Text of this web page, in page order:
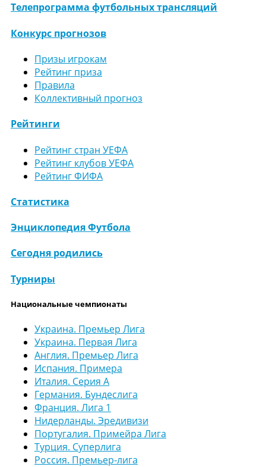
Телепрограмма футбольных трансляций
Конкурс прогнозов
Призы игрокам
Рейтинг приза
Правила
Коллективный прогноз
Рейтинги
Рейтинг стран УЕФА
Рейтинг клубов УЕФА
Рейтинг ФИФА
Статистика
Энциклопедия Футбола
Сегодня родились
Турниры
Национальные чемпионаты
Украина. Премьер Лига
Украина. Первая Лига
Англия. Премьер Лига
Испания. Примера
Италия. Серия А
Германия. Бундеслига
Франция. Лига 1
Нидерланды. Эредивизи
Португалия. Примейра Лига
Турция. Суперлига
Россия. Премьер-лига